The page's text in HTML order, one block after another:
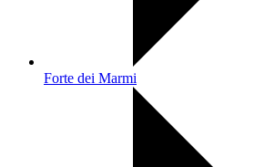
Forte dei Marmi